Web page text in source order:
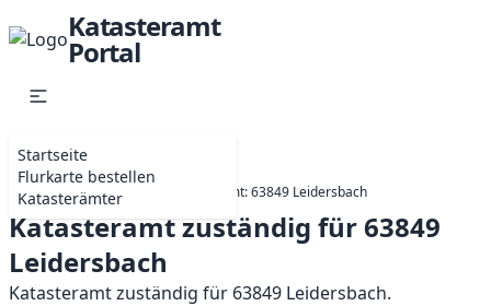
Katasteramt
Portal
Startseite
Flurkarte bestellen
Katasterämter
Startseite Bayern Katasteramt: 63849 Leidersbach
Katasteramt zuständig für 63849
Leidersbach
Katasteramt zuständig für 63849 Leidersbach.